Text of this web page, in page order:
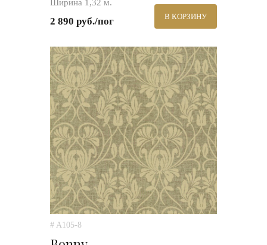
Ширина 1,32 м.
2 890 руб./пог В КОРЗИНУ
# A105-8